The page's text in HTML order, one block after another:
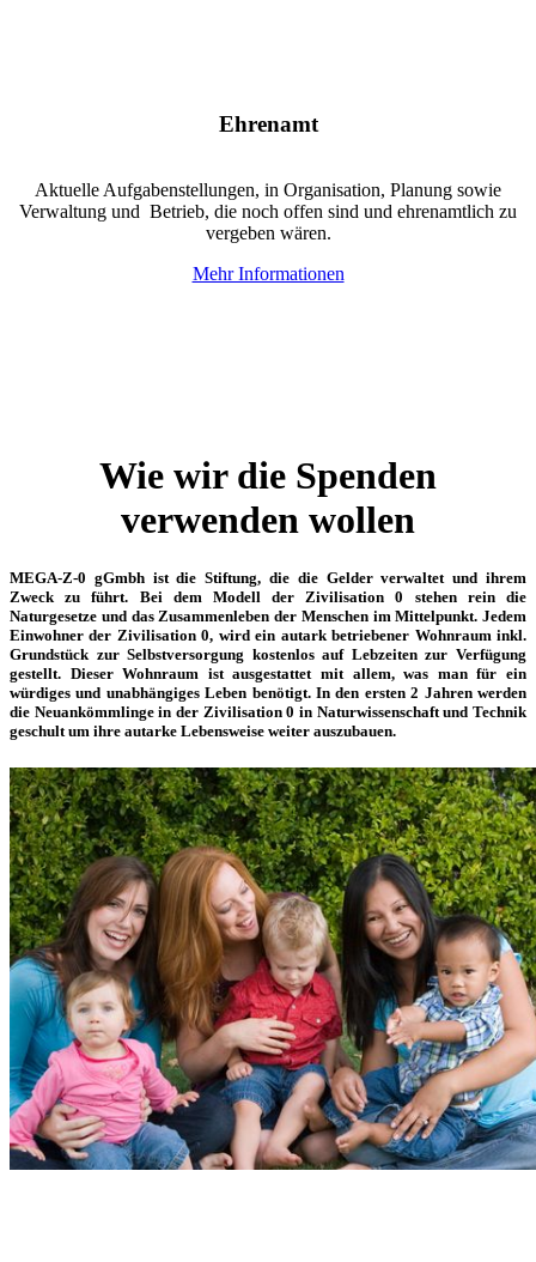
Ehrenamt
Aktuelle Aufgabenstellungen, in Organisation, Planung sowie
Verwaltung und Betrieb, die noch offen sind und ehrenamtlich zu
vergeben wären.
Mehr Informationen
Wie wir die Spenden
verwenden wollen
MEGA-Z-0 gGmbh ist die Stiftung, die die Gelder verwaltet und ihrem
Zweck zu führt. Bei dem Modell der Zivilisation 0 stehen rein die
Naturgesetze und das Zusammenleben der Menschen im Mittelpunkt. Jedem
Einwohner der Zivilisation 0, wird ein autark betriebener Wohnraum inkl.
Grundstück zur Selbstversorgung kostenlos auf Lebzeiten zur Verfügung
gestellt. Dieser Wohnraum ist ausgestattet mit allem, was man für ein
würdiges und unabhängiges Leben benötigt. In den ersten 2 Jahren werden
die Neuankömmlinge in der Zivilisation 0 in Naturwissenschaft und Technik
geschult um ihre autarke Lebensweise weiter auszubauen.